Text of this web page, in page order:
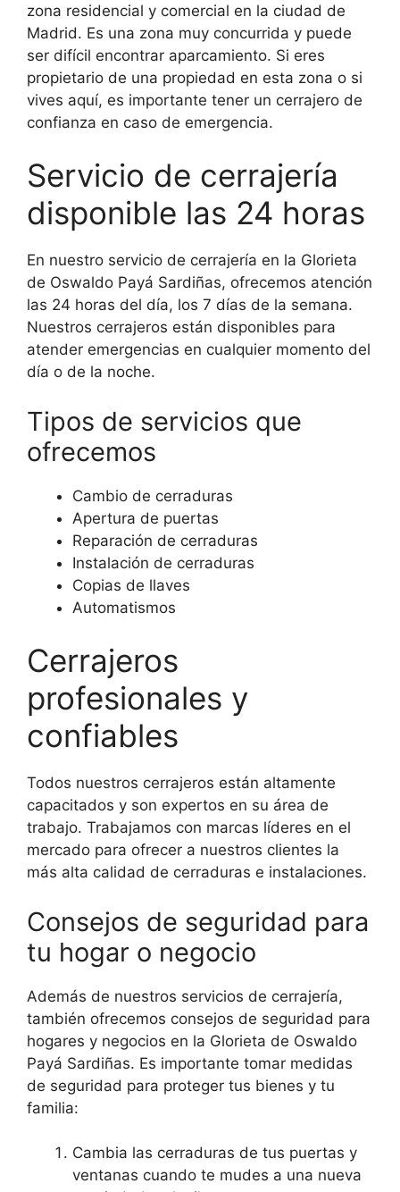
zona residencial y comercial en la ciudad de
Madrid. Es una zona muy concurrida y puede
ser difícil encontrar aparcamiento. Si eres
propietario de una propiedad en esta zona o si
vives aquí, es importante tener un cerrajero de
confianza en caso de emergencia.
Servicio de cerrajería
disponible las 24 horas
En nuestro servicio de cerrajería en la Glorieta
de Oswaldo Payá Sardiñas, ofrecemos atención
las 24 horas del día, los 7 días de la semana.
Nuestros cerrajeros están disponibles para
atender emergencias en cualquier momento del
día o de la noche.
Tipos de servicios que
ofrecemos
Cambio de cerraduras
Apertura de puertas
Reparación de cerraduras
Instalación de cerraduras
Copias de llaves
Automatismos
Cerrajeros
profesionales y
confiables
Todos nuestros cerrajeros están altamente
capacitados y son expertos en su área de
trabajo. Trabajamos con marcas líderes en el
mercado para ofrecer a nuestros clientes la
más alta calidad de cerraduras e instalaciones.
Consejos de seguridad para
tu hogar o negocio
Además de nuestros servicios de cerrajería,
también ofrecemos consejos de seguridad para
hogares y negocios en la Glorieta de Oswaldo
Payá Sardiñas. Es importante tomar medidas
de seguridad para proteger tus bienes y tu
familia:
Cambia las cerraduras de tus puertas y
ventanas cuando te mudes a una nueva